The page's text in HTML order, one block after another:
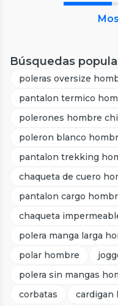
Búsquedas
poleras oversize
pantalon termico
polerones hombre
poleron blanco
pantalon trekking
chaqueta de cuero
pantalon cargo
chaqueta
polera manga larga
polar hombre
polera sin mangas
corbatas
cardigan